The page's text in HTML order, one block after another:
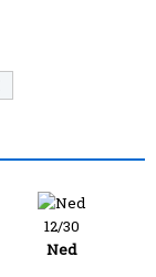
12/30
Ned